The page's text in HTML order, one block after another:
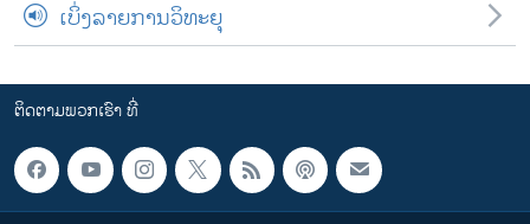
ເບິ່ງລາຍການວິທະຍຸ
ຕິດຕາມພວກເຮົາ ທີ່